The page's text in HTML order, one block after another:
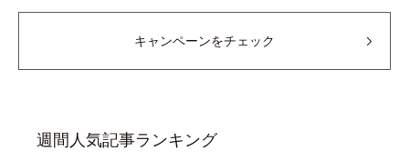
キャンペーンをチェック
週間人気記事ランキング